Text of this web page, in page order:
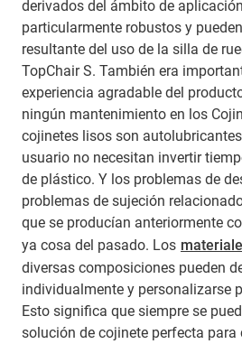
derivados del ámbito de
particularmente robustos y
resultante del uso de la silla de
TopChair S. También era
experiencia agradable del
ningún mantenimiento en los
cojinetes lisos son
usuario no necesitan invertir
de plástico. Y los problemas de
problemas de sujeción
que se producían anteriormente
ya cosa del pasado. Los
diversas composiciones pueden
individualmente y personalizarse
Esto significa que siempre se
solución de cojinete perfecta para